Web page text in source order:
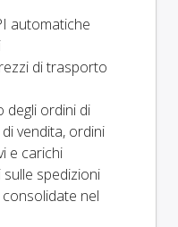
automatiche
di trasporto
degli ordini di
vendita, ordini
e carichi
spedizioni
nel